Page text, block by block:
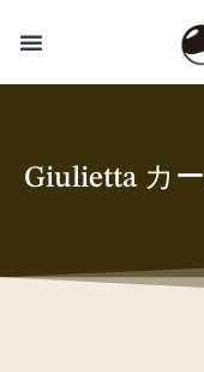
Giulietta カ